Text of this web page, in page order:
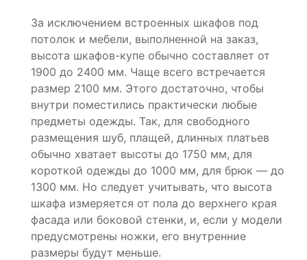
За исключением встроенных шкафов под
потолок и мебели, выполненной на заказ,
высота шкафов-купе обычно составляет от
1900 до 2400 мм. Чаще всего встречается
размер 2100 мм. Этого достаточно, чтобы
внутри поместились практически любые
предметы одежды. Так, для свободного
размещения шуб, плащей, длинных платьев
обычно хватает высоты до 1750 мм, для
короткой одежды до 1000 мм, для брюк — до
1300 мм. Но следует учитывать, что высота
шкафа измеряется от пола до верхнего края
фасада или боковой стенки, и, если у модели
предусмотрены ножки, его внутренние
размеры будут меньше.